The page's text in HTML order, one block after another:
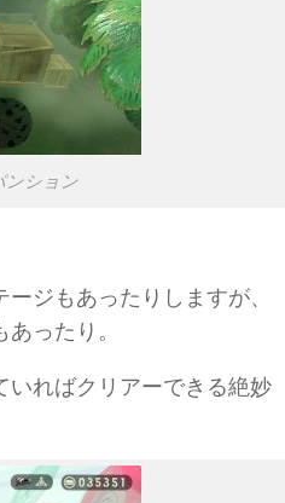
ンション
ジもあったりしますが、
ったり。
いればクリアーできる絶妙